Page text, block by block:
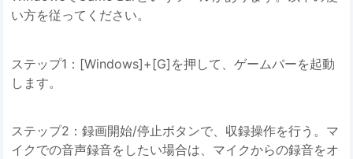
い方を従ってください。
ステップ1：[Windows]+[G]を押して、ゲームバーを起動
します。
ステップ2：録画開始/停止ボタンで、収録操作を行う。マ
イクでの音声録音をしたい場合は、マイクからの録音をオ